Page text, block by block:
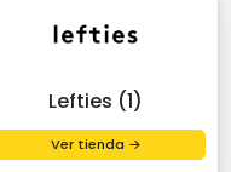
Lefties (1)
Ver tienda →